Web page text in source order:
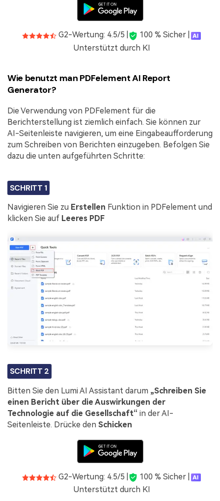
G2-Wertung: 4.5/5 |
100 % Sicher |
Unterstützt durch KI
Wie benutzt man PDFelement AI Report
Generator?
Die Verwendung von PDFelement für die
Berichterstellung ist ziemlich einfach. Sie können zur
AI-Seitenleiste navigieren, um eine Eingabeaufforderung
zum Schreiben von Berichten einzugeben. Befolgen Sie
dazu die unten aufgeführten Schritte:
SCHRITT 1
Navigieren Sie zu Erstellen Funktion in PDFelement und
klicken Sie auf Leeres PDF
SCHRITT 2
Bitten Sie den Lumi AI Assistant darum „Schreiben Sie
einen Bericht über die Auswirkungen der
Technologie auf die Gesellschaft“ in der AI-
Seitenleiste. Drücke den Schicken
G2-Wertung: 4.5/5 |
100 % Sicher |
Unterstützt durch KI